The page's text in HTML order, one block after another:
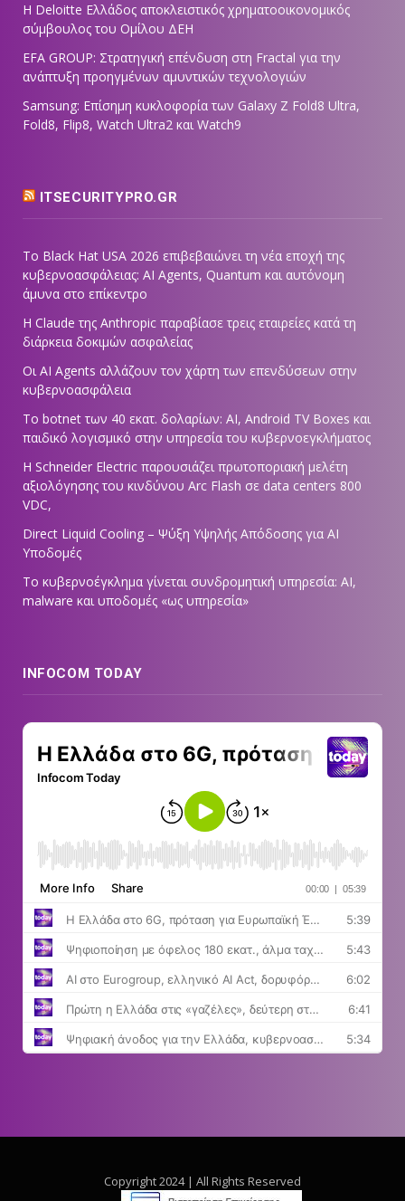
Η Deloitte Ελλάδος αποκλειστικός χρηματοοικονομικός
σύμβουλος του Ομίλου ΔΕΗ
EFA GROUP: Στρατηγική επένδυση στη Fractal για την
ανάπτυξη προηγμένων αμυντικών τεχνολογιών
Samsung: Επίσημη κυκλοφορία των Galaxy Z Fold8 Ultra,
Fold8, Flip8, Watch Ultra2 και Watch9
ITSECURITYPRO.GR
Το Black Hat USA 2026 επιβεβαιώνει τη νέα εποχή της
κυβερνοασφάλειας: AI Agents, Quantum και αυτόνομη
άμυνα στο επίκεντρο
Η Claude της Anthropic παραβίασε τρεις εταιρείες κατά τη
διάρκεια δοκιμών ασφαλείας
Οι AI Agents αλλάζουν τον χάρτη των επενδύσεων στην
κυβερνοασφάλεια
Το botnet των 40 εκατ. δολαρίων: AI, Android TV Boxes και
παιδικό λογισμικό στην υπηρεσία του κυβερνοεγκλήματος
Η Schneider Electric παρουσιάζει πρωτοποριακή μελέτη
αξιολόγησης του κινδύνου Arc Flash σε data centers 800
VDC,
Direct Liquid Cooling – Ψύξη Υψηλής Απόδοσης για AI
Υποδομές
Το κυβερνοέγκλημα γίνεται συνδρομητική υπηρεσία: AI,
malware και υποδομές «ως υπηρεσία»
INFOCOM TODAY
Copyright 2024 | All Rights Reserved